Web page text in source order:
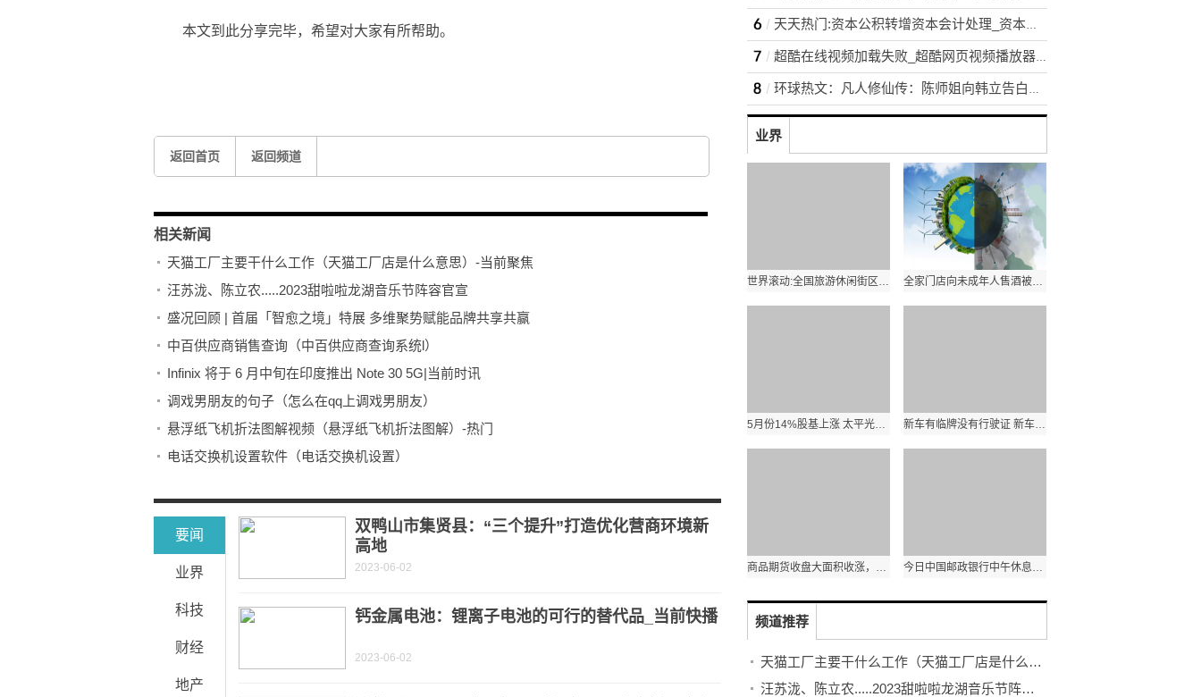
本文到此分享完毕，希望对大家有所帮助。
返回首页 返回频道
相关新闻
天猫工厂主要干什么工作（天猫工厂店是什么意思）-当前聚焦
汪苏泷、陈立农.....2023甜啦啦龙湖音乐节阵容官宣
盛况回顾 | 首届「智愈之境」特展 多维聚势赋能品牌共享共赢
中百供应商销售查询（中百供应商查询系统l）
Infinix 将于 6 月中旬在印度推出 Note 30 5G|当前时讯
调戏男朋友的句子（怎么在qq上调戏男朋友）
悬浮纸飞机折法图解视频（悬浮纸飞机折法图解）-热门
电话交换机设置软件（电话交换机设置）
要闻
业界
科技
财经
地产
双鸭山市集贤县：“三个提升”打造优化营商环境新
高地
2023-06-02
钙金属电池：锂离子电池的可行的替代品_当前快播
2023-06-02
天天热门:资本公积转增资本会计处理_资本公积转增资本会计分录
超酷在线视频加载失败_超酷网页视频播放器加载失败-世界要闻
环球热文：凡人修仙传：陈师姐向韩立告白，消灭黑煞教的大战爆发，战斗燃爆
业界
世界滚动:全国旅游休闲街区创新发展交流活动在海口举办 全家门店向未成年人售酒被罚8000元
5月份14%股基上涨 太平光大保德信等产品领涨 新车有临牌没有行驶证 新车有临牌没有行驶证可以上高速吗|精彩看点
商品期货收盘大面积收涨，棉花、铁矿石涨超5%，纯碱、焦煤、尿素涨超3% 环球快资讯 今日中国邮政银行中午休息吗?_邮政银行中午休息吗 每日热门
频道推荐
天猫工厂主要干什么工作（天猫工厂店是什么意思）-当前聚焦
汪苏泷、陈立农.....2023甜啦啦龙湖音乐节阵容官宣